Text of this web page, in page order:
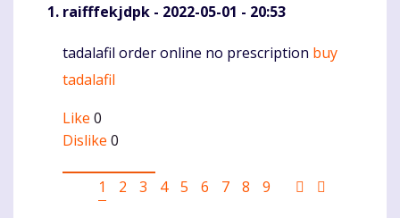
raifffekjdpk - 2022-05-01 - 20:53
Komentaras
tadalafil order online no prescription buy
tadalafil
Like 0
Dislike 0
Pagination
Current
1 Puslapis
2 Puslapis
3 Puslapis
4 Puslapis
5 Puslapis
6 Puslapis
7 Puslapis
8 Puslapis
9
Sekantis